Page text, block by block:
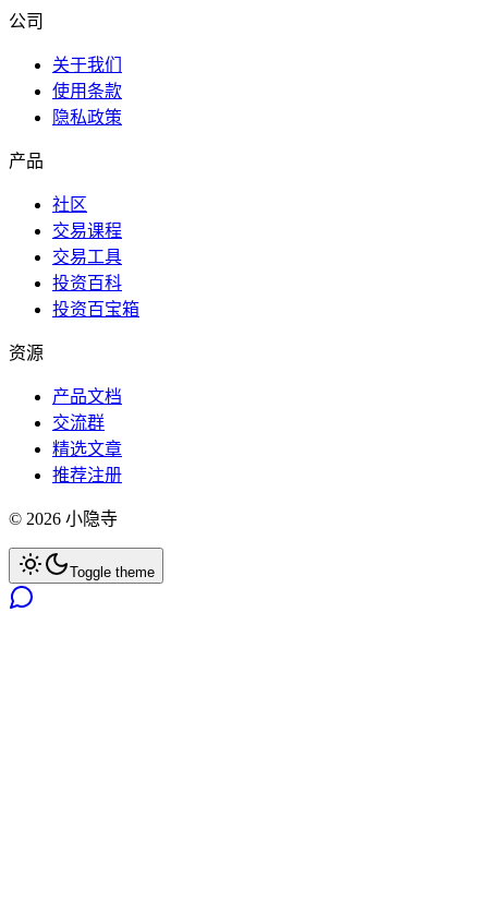
公司
关于我们
使用条款
隐私政策
产品
社区
交易课程
交易工具
投资百科
投资百宝箱
资源
产品文档
交流群
精选文章
推荐注册
© 2026 小隐寺
Toggle theme